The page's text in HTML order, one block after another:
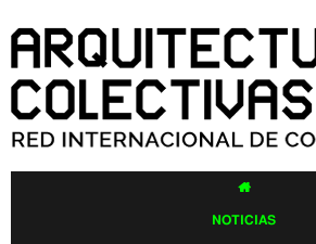
contenido
principal

NOTICIAS